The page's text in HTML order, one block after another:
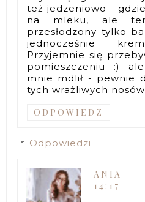
też jedzeniowo -
na mleku, ale
przesłodzony tylko
jednocześnie
Przyjemnie się
pomieszczeniu :)
mnie mdlił - pewnie
tych wrażliwych nosów
ODPOWIEDZ
Odpowiedzi
ANIA
14:17